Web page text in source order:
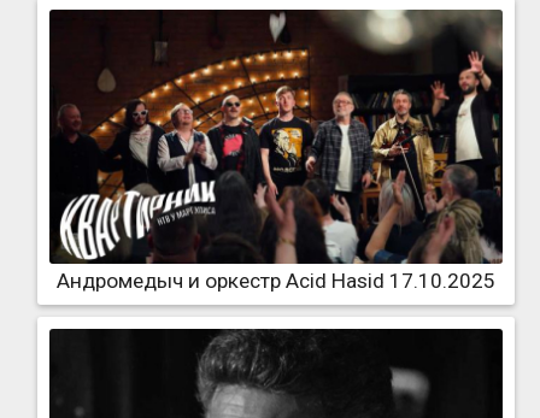
Андромедыч и оркестр Acid Hasid 17.10.2025